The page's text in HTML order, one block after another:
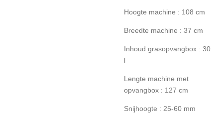
Hoogte machine : 108 cm
Breedte machine : 37 cm
Inhoud grasopvangbox : 30
l
Lengte machine met
opvangbox : 127 cm
Snijhoogte : 25-60 mm